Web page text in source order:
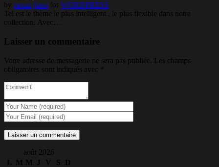
by ramzi jlassi for WORDPRESS
Tel est le thème le plus intelligent , le plus flexible dans notre
collection. Avec…
Laisser un commentaire
Votre adresse de messagerie ne sera pas publiée.
Les champs
obligatoires sont indiqués avec
août 2026
L
M M J V S D